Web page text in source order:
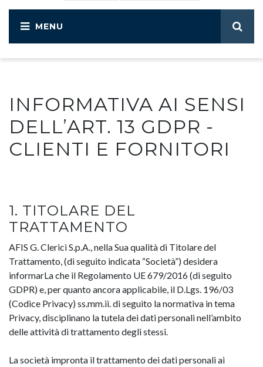
INFORMATIVA AI SENSI
DELL’ART. 13 GDPR -
CLIENTI E FORNITORI
1. TITOLARE DEL
TRATTAMENTO
AFIS G. Clerici S.p.A., nella Sua qualità di Titolare del
Trattamento, (di seguito indicata “Società”) desidera
informarLa che il Regolamento UE 679/2016 (di seguito
GDPR) e, per quanto ancora applicabile, il D.Lgs. 196/03
(Codice Privacy) ss.mm.ii. di seguito la normativa in tema
Privacy, disciplinano la tutela dei dati personali nell’ambito
delle attività di trattamento degli stessi.
La società impronta il trattamento dei dati personali ai